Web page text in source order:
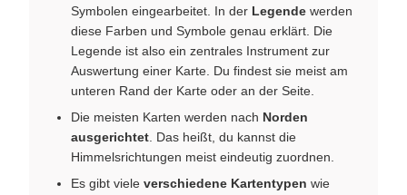
Symbolen eingearbeitet. In der Legende werden
diese Farben und Symbole genau erklärt. Die
Legende ist also ein zentrales Instrument zur
Auswertung einer Karte. Du findest sie meist am
unteren Rand der Karte oder an der Seite.
Die meisten Karten werden nach Norden
ausgerichtet . Das heißt, du kannst die
Himmelsrichtungen meist eindeutig zuordnen.
Es gibt viele verschiedene Kartentypen wie